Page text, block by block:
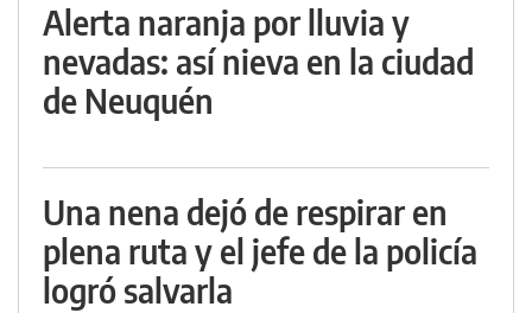
Alerta naranja por lluvia y
nevadas: así nieva en la ciudad
de Neuquén
Una nena dejó de respirar en
plena ruta y el jefe de la policía
logró salvarla